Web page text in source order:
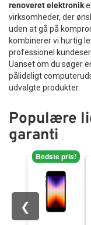
Tilbehør
Reparationer og RMA
Reservedele
>>BACK-2-SCHOOL<<
Log ind
renoveret elektronik
virksomheder, der
uden at gå på
kombinerer vi hurtig
professionel
Uanset om du søger
pålideligt
udvalgte produkter.
Populære
garanti
❮
Bedste pris!